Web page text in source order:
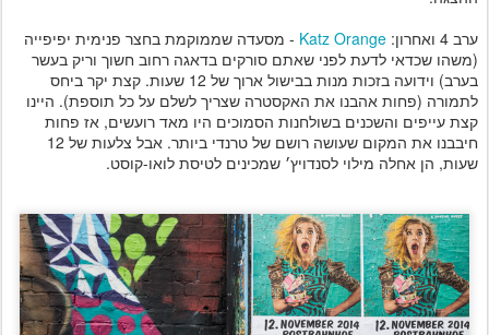
ערב 4 ואחרון:
Katz Orange - מסעדה שממוקמת בחצר פנימית יפיפייה
(משהו שכדאי לדעת לפני שאתם סורקים בדאגה רחוב חשוך וריק בעשר
בערב) וידועה בזכות מנות בבישול ארוך של 12 שעות. קצת יקר ביחס
לתמורה (פחות אהבנו את האקסטרה שצריך לשלם על כל תוספת). היינו
קצת עייפים והשכנים בשולחנות הסמוכים היו מאד רועשים, אז פחות
חיבבנו את המקום שעושה רושם של טרנדי ביותר. אבל צלעות של 12
שעות, הן אחלה מילוי לסנדויץ׳ שמכינים לטיסת לואו-קוסט.